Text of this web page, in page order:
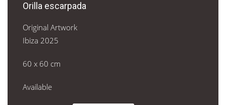
Orilla escarpada
Original Artwork
Ibiza 2025
60 x 60 cm
Available